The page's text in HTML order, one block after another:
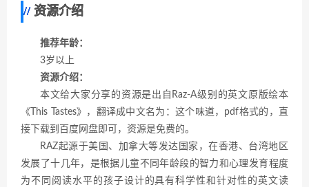
资源介绍
推荐年龄：
3岁以上
资源介绍：
本文给大家分享的资源是出自Raz-A级别的英文原版绘本
《This Tastes》，翻译成中文名为：这个味道，pdf格式的，直
接下载到百度网盘即可，资源是免费的。
RAZ起源于美国、加拿大等发达国家，在香港、台湾地区
发展了十几年，是根据儿童不同年龄段的智力和心理发育程度
为不同阅读水平的孩子设计的具有科学性和针对性的英文读